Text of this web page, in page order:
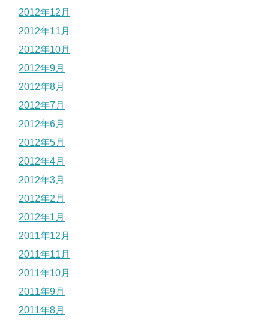
2012年12月
2012年11月
2012年10月
2012年9月
2012年8月
2012年7月
2012年6月
2012年5月
2012年4月
2012年3月
2012年2月
2012年1月
2011年12月
2011年11月
2011年10月
2011年9月
2011年8月